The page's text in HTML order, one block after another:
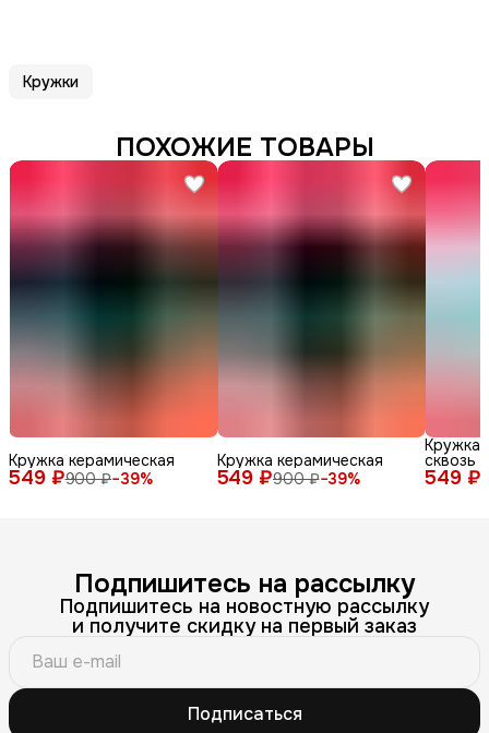
Кружки
ПОХОЖИЕ ТОВАРЫ
549 ₽900 ₽−39%
Кружка керамическая
549 ₽900 ₽−39%
Кружка керамическая
549 ₽
Кружка
сквозь
Подпишитесь на рассылку
Подпишитесь на новостную рассылку
и получите скидку на первый заказ
Подписаться